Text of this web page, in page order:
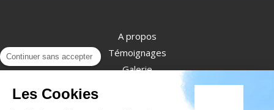
A propos
Témoignages
Galerie
Continuer sans accepter
Les Cookies